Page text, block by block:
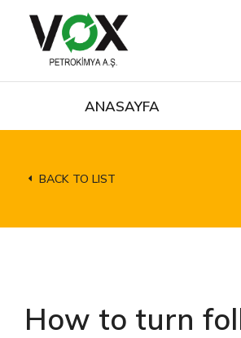
ANASAYFA
BACK TO LIST
How to turn